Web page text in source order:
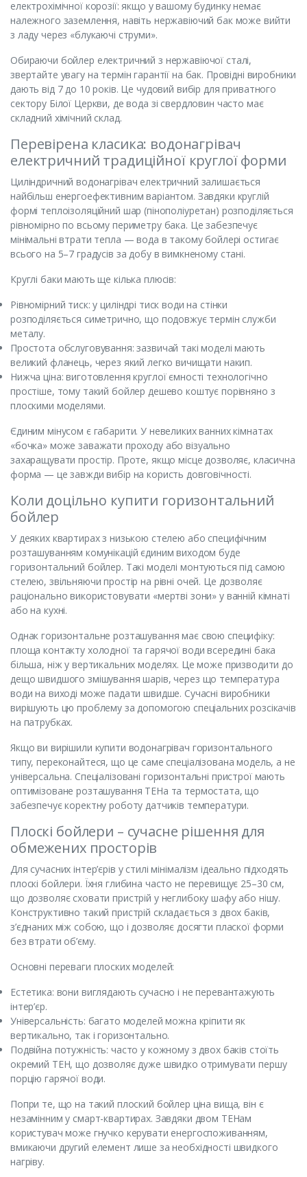
електрохімічної корозії: якщо у вашому будинку немає
належного заземлення, навіть нержавіючий бак може вийти
з ладу через «блукаючі струми».
Обираючи бойлер електричний з нержавіючої сталі,
звертайте увагу на термін гарантії на бак. Провідні виробники
дають від 7 до 10 років. Це чудовий вибір для приватного
сектору Білої Церкви, де вода зі свердловин часто має
складний хімічний склад.
Перевірена класика: водонагрівач
електричний традиційної круглої форми
Циліндричний водонагрівач електричний залишається
найбільш енергоефективним варіантом. Завдяки круглій
формі теплоізоляційний шар (пінополіуретан) розподіляється
рівномірно по всьому периметру бака. Це забезпечує
мінімальні втрати тепла — вода в такому бойлері остигає
всього на 5–7 градусів за добу в вимкненому стані.
Круглі баки мають ще кілька плюсів:
Рівномірний тиск: у циліндрі тиск води на стінки
розподіляється симетрично, що подовжує термін служби
металу.
Простота обслуговування: зазвичай такі моделі мають
великий фланець, через який легко вичищати накип.
Нижча ціна: виготовлення круглої ємності технологічно
простіше, тому такий бойлер дешево коштує порівняно з
плоскими моделями.
Єдиним мінусом є габарити. У невеликих ванних кімнатах
«бочка» може заважати проходу або візуально
захаращувати простір. Проте, якщо місце дозволяє, класична
форма — це завжди вибір на користь довговічності.
Коли доцільно купити горизонтальний
бойлер
У деяких квартирах з низькою стелею або специфічним
розташуванням комунікацій єдиним виходом буде
горизонтальний бойлер. Такі моделі монтуються під самою
стелею, звільняючи простір на рівні очей. Це дозволяє
раціонально використовувати «мертві зони» у ванній кімнаті
або на кухні.
Однак горизонтальне розташування має свою специфіку:
площа контакту холодної та гарячої води всередині бака
більша, ніж у вертикальних моделях. Це може призводити до
дещо швидшого змішування шарів, через що температура
води на виході може падати швидше. Сучасні виробники
вирішують цю проблему за допомогою спеціальних розсікачів
на патрубках.
Якщо ви вирішили купити водонагрівач горизонтального
типу, переконайтеся, що це саме спеціалізована модель, а не
універсальна. Спеціалізовані горизонтальні пристрої мають
оптимізоване розташування ТЕНа та термостата, що
забезпечує коректну роботу датчиків температури.
Плоскі бойлери – сучасне рішення для
обмежених просторів
Для сучасних інтер’єрів у стилі мінімалізм ідеально підходять
плоскі бойлери. Їхня глибина часто не перевищує 25–30 см,
що дозволяє сховати пристрій у неглибоку шафу або нішу.
Конструктивно такий пристрій складається з двох баків,
з’єднаних між собою, що і дозволяє досягти пласкої форми
без втрати об’єму.
Основні переваги плоских моделей:
Естетика: вони виглядають сучасно і не перевантажують
інтер’єр.
Універсальність: багато моделей можна кріпити як
вертикально, так і горизонтально.
Подвійна потужність: часто у кожному з двох баків стоїть
окремий ТЕН, що дозволяє дуже швидко отримувати першу
порцію гарячої води.
Попри те, що на такий плоский бойлер ціна вища, він є
незамінним у смарт-квартирах. Завдяки двом ТЕНам
користувач може гнучко керувати енергоспоживанням,
вмикаючи другий елемент лише за необхідності швидкого
нагріву.